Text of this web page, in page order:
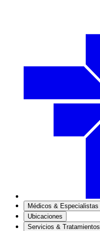
Médicos & Especialistas
Ubicaciones
Servicios & Tratamientos